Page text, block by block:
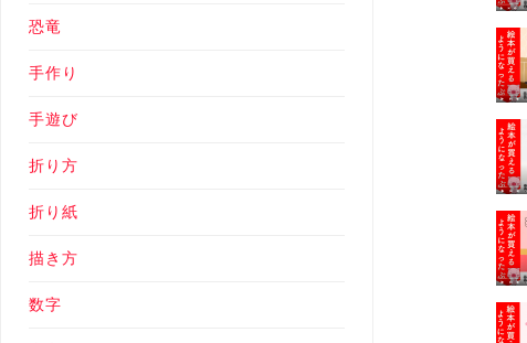
恐竜
手作り
手遊び
折り方
折り紙
描き方
数字